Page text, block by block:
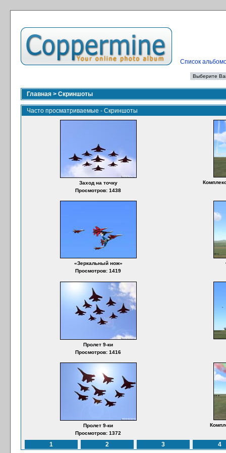
Список
Главная > Скриншоты
Часто просматриваемые - Скриншоты
Заход на точку
Просмотров: 1438
«Зеркальный нож»
Просмотров: 1419
Пролет 9-ки
Просмотров: 1416
Пролет 9-ки
Просмотров: 1372
1 2 3 4